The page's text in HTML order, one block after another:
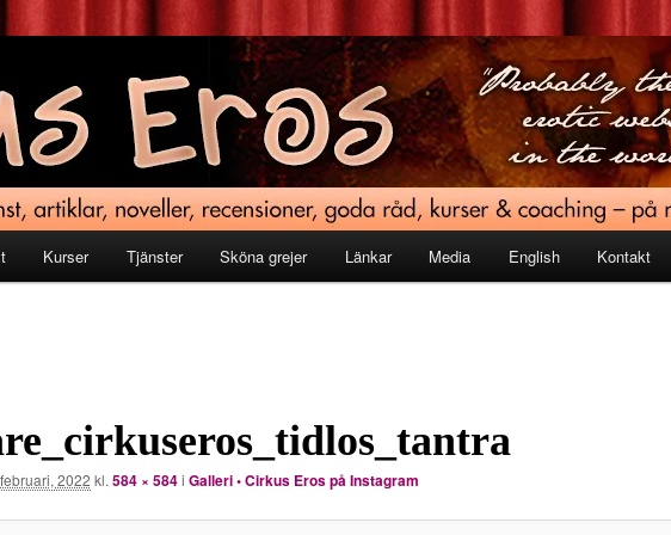
Kurser Tjänster Sköna grejer Länkar Media English Kontakt
2022 kl. 584 × 584i Galleri • Cirkus Eros på Instagram